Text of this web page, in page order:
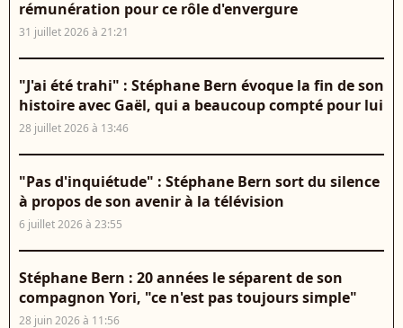
rémunération pour ce rôle d'envergure
31 juillet 2026 à 21:21
"J'ai été trahi" : Stéphane Bern évoque la fin de son
histoire avec Gaël, qui a beaucoup compté pour lui
28 juillet 2026 à 13:46
"Pas d'inquiétude" : Stéphane Bern sort du silence
à propos de son avenir à la télévision
6 juillet 2026 à 23:55
Stéphane Bern : 20 années le séparent de son
compagnon Yori, "ce n'est pas toujours simple"
28 juin 2026 à 11:56